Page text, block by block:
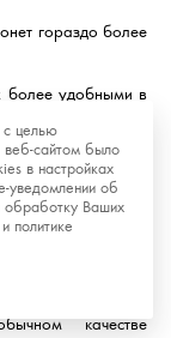
гораздо более
более удобными в
тем, что
качестве
целью
веб-сайтом было
в настройках
уведомлении об
обработку Ваших
и политике